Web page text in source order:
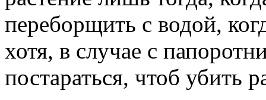
переборщить с водой,
хотя, в случае с
постараться, чтоб убить